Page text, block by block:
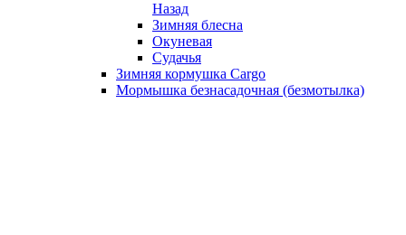
Назад
Зимняя блесна
Окуневая
Судачья
Зимняя кормушка Cargo
Мормышка безнасадочная (безмотылка)